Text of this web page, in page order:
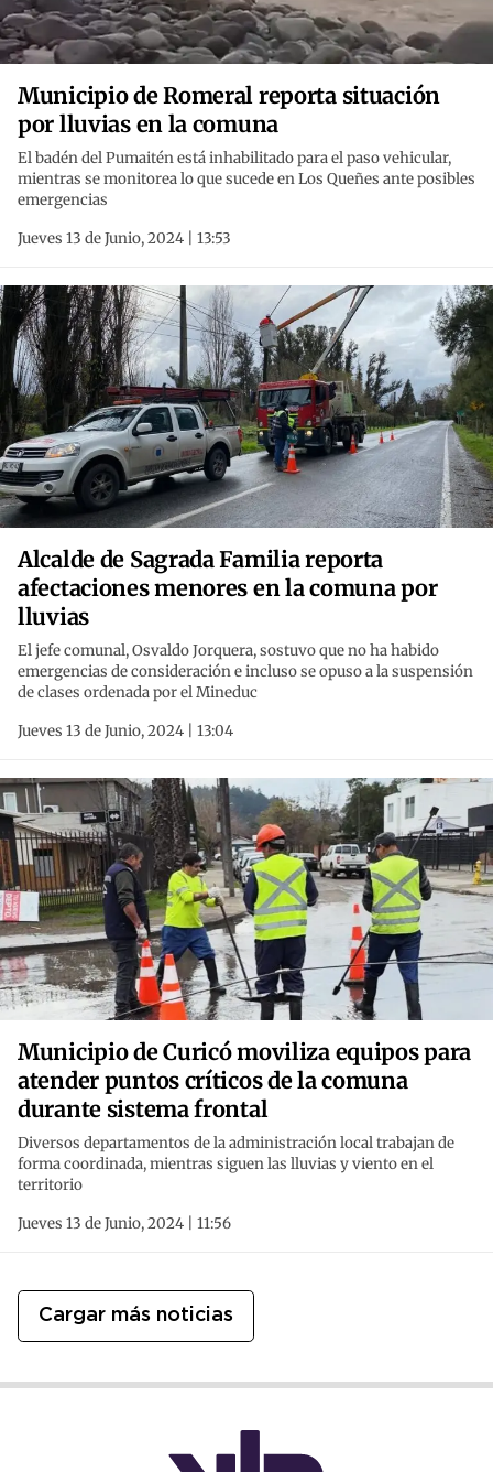
Municipio de Romeral reporta situación
por lluvias en la comuna
El badén del Pumaitén está inhabilitado para el paso vehicular,
mientras se monitorea lo que sucede en Los Queñes ante posibles
emergencias
Jueves 13 de Junio, 2024 | 13:53
Alcalde de Sagrada Familia reporta
afectaciones menores en la comuna por
lluvias
El jefe comunal, Osvaldo Jorquera, sostuvo que no ha habido
emergencias de consideración e incluso se opuso a la suspensión
de clases ordenada por el Mineduc
Jueves 13 de Junio, 2024 | 13:04
Municipio de Curicó moviliza equipos para
atender puntos críticos de la comuna
durante sistema frontal
Diversos departamentos de la administración local trabajan de
forma coordinada, mientras siguen las lluvias y viento en el
territorio
Jueves 13 de Junio, 2024 | 11:56
Cargar más noticias